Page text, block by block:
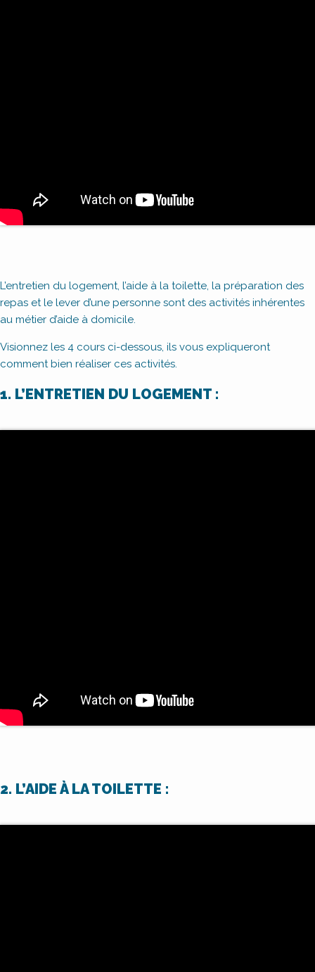
L’entretien du logement, l’aide à la toilette, la préparation des
repas et le lever d’une personne sont des activités inhérentes
au métier d’aide à domicile.
Visionnez les 4 cours ci-dessous, ils vous expliqueront
comment bien réaliser ces activités.
1. L’ENTRETIEN DU LOGEMENT :
2. L’AIDE À LA TOILETTE :